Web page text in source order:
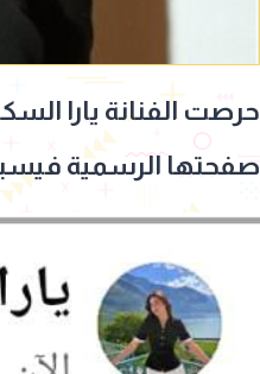
حرصت الفنانة يارا
صفحتها الرسمية